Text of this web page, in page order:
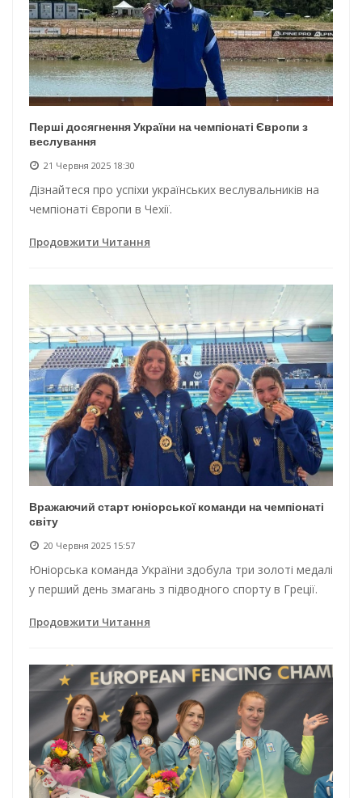
Перші досягнення України на чемпіонаті Європи з
веслування
21 Червня 2025 18:30
Дізнайтеся про успіхи українських веслувальників на
чемпіонаті Європи в Чехії.
Продовжити Читання
Вражаючий старт юніорської команди на чемпіонаті
світу
20 Червня 2025 15:57
Юніорська команда України здобула три золоті медалі
у перший день змагань з підводного спорту в Греції.
Продовжити Читання